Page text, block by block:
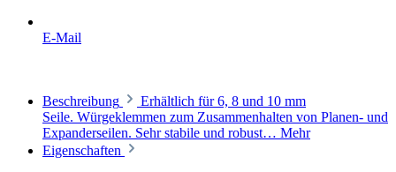
E-Mail
Beschreibung
Erhältlich für 6, 8 und 10 mm
Seile. Würgeklemmen zum Zusammenhalten von Planen- und
Expanderseilen. Sehr stabile und robust… Mehr
Eigenschaften